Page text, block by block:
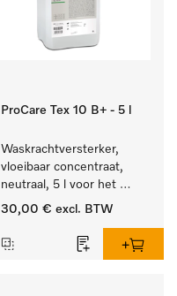
ProCare Tex 10 B+ - 5 l
Waskrachtversterker,
vloeibaar concentraat,
neutraal, 5 l voor het
effectief verwijderen van
30,00 € excl. BTW